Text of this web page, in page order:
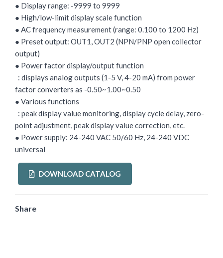
● Display range: -9999 to 9999
● High/low-limit display scale function
● AC frequency measurement (range: 0.100 to 1200 Hz)
● Preset output: OUT1, OUT2 (NPN/PNP open collector
output)
● Power factor display/output function
: displays analog outputs (1-5 V, 4-20 mA) from power
factor converters as -0.50~1.00~0.50
● Various functions
: peak display value monitoring, display cycle delay, zero-
point adjustment, peak display value correction, etc.
● Power supply: 24-240 VAC 50/60 Hz, 24-240 VDC
universal
DOWNLOAD CATALOG
Share